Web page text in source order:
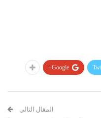
Google+
المقال التالي